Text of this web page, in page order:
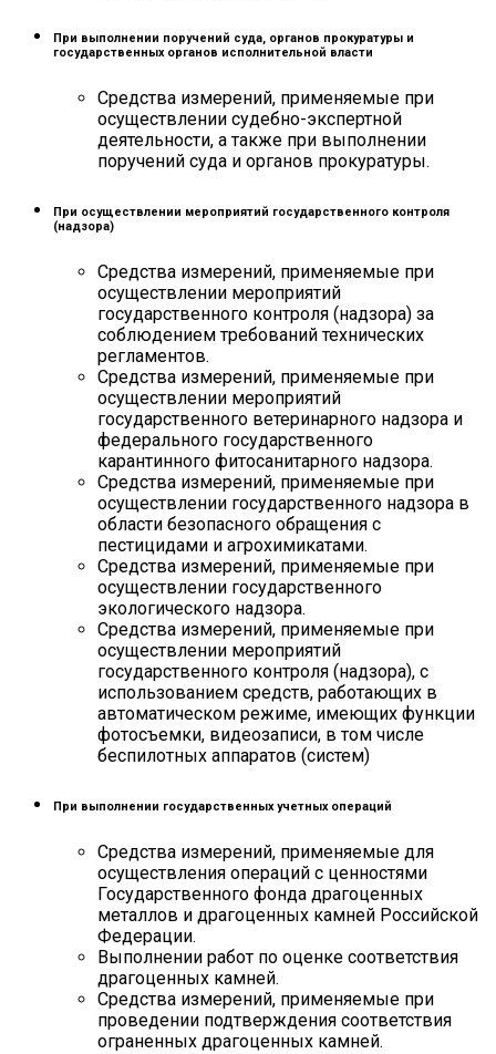
При выполнении поручений суда, органов прокуратуры и
государственных органов исполнительной власти
Средства измерений, применяемые при
осуществлении судебно-экспертной
деятельности, а также при выполнении
поручений суда и органов прокуратуры.
При осуществлении мероприятий государственного контроля
(надзора)
Средства измерений, применяемые при
осуществлении мероприятий
государственного контроля (надзора) за
соблюдением требований технических
регламентов.
Средства измерений, применяемые при
осуществлении мероприятий
государственного ветеринарного надзора и
федерального государственного
карантинного фитосанитарного надзора.
Средства измерений, применяемые при
осуществлении государственного надзора в
области безопасного обращения с
пестицидами и агрохимикатами.
Средства измерений, применяемые при
осуществлении государственного
экологического надзора.
Средства измерений, применяемые при
осуществлении мероприятий
государственного контроля (надзора), с
использованием средств, работающих в
автоматическом режиме, имеющих функции
фотосъемки, видеозаписи, в том числе
беспилотных аппаратов (систем)
При выполнении государственных учетных операций
Средства измерений, применяемые для
осуществления операций с ценностями
Государственного фонда драгоценных
металлов и драгоценных камней Российской
Федерации.
Выполнении работ по оценке соответствия
драгоценных камней.
Средства измерений, применяемые при
проведении подтверждения соответствия
ограненных драгоценных камней.